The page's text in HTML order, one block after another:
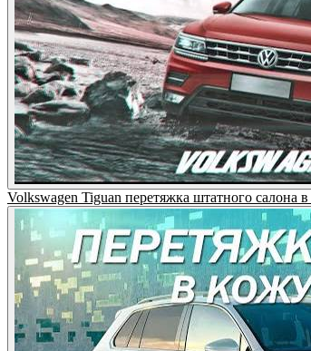
Volkswagen Tiguan перетяжка штатного